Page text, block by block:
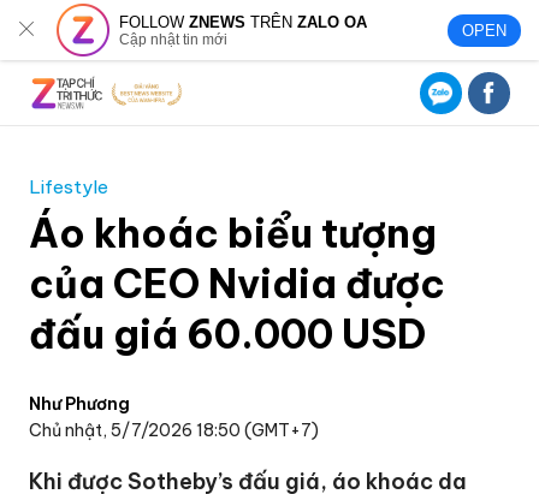
FOLLOWZNEWS TRÊNZALO OA
Cập nhật tin mới OPEN
Lifestyle
Áo khoác biểu tượng
của CEO Nvidia được
đấu giá 60.000 USD
Như Phương
Chủ nhật, 5/7/2026 18:50 (GMT+7)
Khi được Sotheby’s đấu giá, áo khoác da